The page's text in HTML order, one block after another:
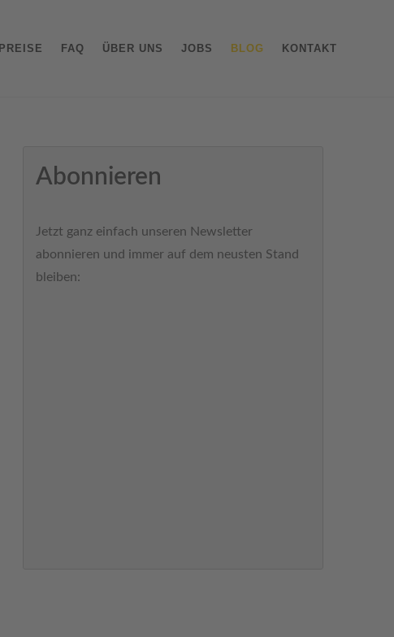
PREISE FAQ ÜBER UNS JOBS BLOG KONTAKT
Abonnieren
Jetzt ganz einfach unseren Newsletter
abonnieren und immer auf dem neusten Stand
bleiben: